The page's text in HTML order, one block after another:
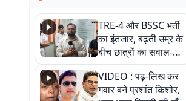
TRE-4 और BSSC भर्ती
का इंतजार, बढ़ती उम्र के
बीच छात्रों का सवाल-
आखिर कब आएगी बहाली?
देखें वीडियो
VIDEO : पढ़-लिख कर
गवार बने प्रशांत किशोर,